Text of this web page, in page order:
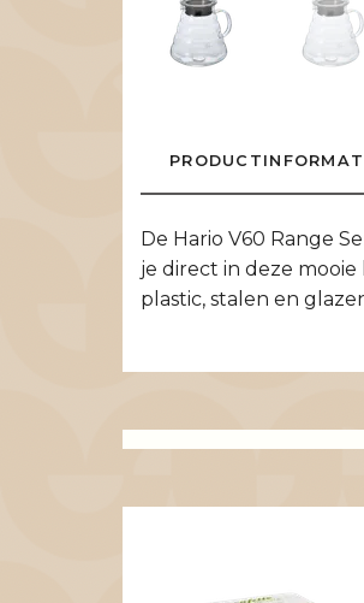
De Hario V60 Range
je direct in deze
plastic, stalen en